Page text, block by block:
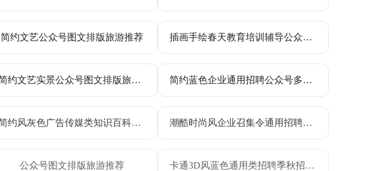
简约文艺公众号图文排版旅游推荐
简约文艺实景公众号图文排版旅游推荐
简约风灰色广告传媒类知识百科干货科普海报
公众号图文排版旅游推荐
插画手绘春天教育培训辅导公众号排版文章长图
简约蓝色企业通用招聘公众号多画布长图
潮酷时尚风企业召集令通用招聘公众号多画布长图
卡通3D风蓝色通用类招聘季秋招校园招聘长图海报